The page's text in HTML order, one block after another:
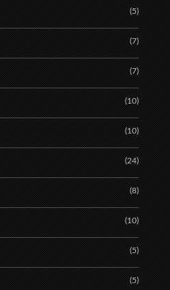
(5)
(7)
(7)
(10)
(10)
(24)
(8)
(10)
(5)
(5)